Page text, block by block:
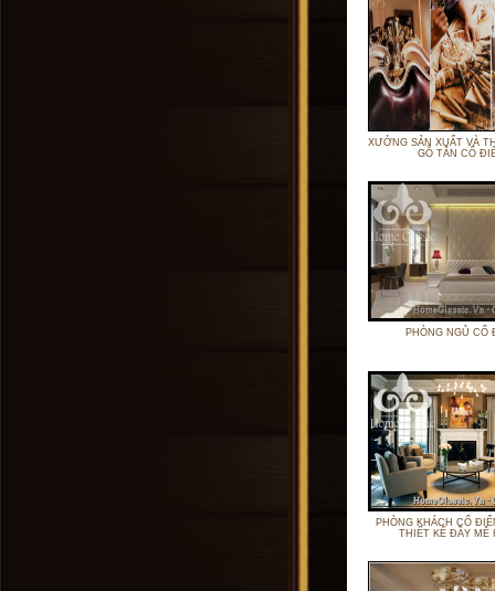
XƯỞNG SẢN XUẤT VÀ
GỖ TÂN CỔ
PHÒNG NGỦ CỔ
PHÒNG KHÁCH CỔ
THIẾT KẾ ĐẦY MÊ